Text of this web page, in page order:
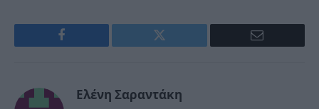
Facebook Twitter Email
Ελένη Σαραντάκη